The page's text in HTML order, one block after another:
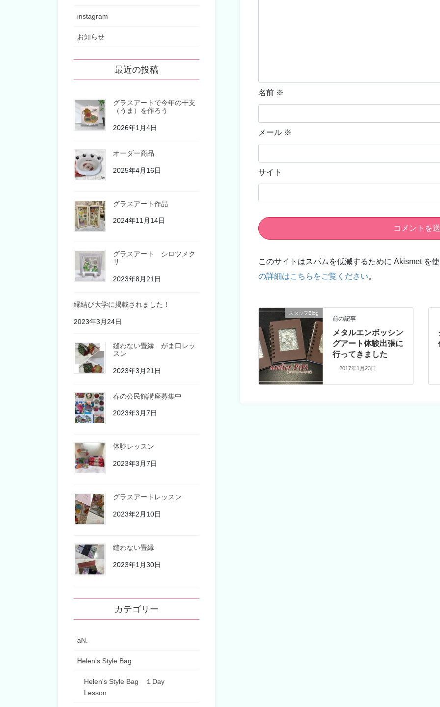
名前 ※
メール ※
サイト
このサイトはスパムを低減するために Akismet を
の詳細はこちらをご覧ください。
スタッフBlog
前の記事
メタルエンボッシン
グアート体験出張に
行ってきました
2017年1月23日
instagram
お知らせ
最近の投稿
グラスアートで今年の干支
（うま）を作ろう
2026年1月4日
オーダー商品
2025年4月16日
グラスアート作品
2024年11月14日
グラスアート シロツメク
サ
2023年8月21日
縁結び大学に掲載されました！
2023年3月24日
縫わない畳縁 がま口レッ
スン
2023年3月21日
春の公民館講座募集中
2023年3月7日
体験レッスン
2023年3月7日
グラスアートレッスン
2023年2月10日
縫わない畳縁
2023年1月30日
カテゴリー
aN.
Helen's Style Bag
Helen's Style Bag １Day
Lesson